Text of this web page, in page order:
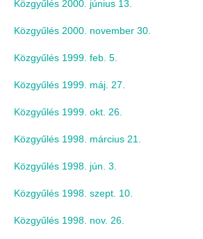
Közgyűlés 2000. június 13.
Közgyűlés 2000. november 30.
Közgyűlés 1999. feb. 5.
Közgyűlés 1999. máj. 27.
Közgyűlés 1999. okt. 26.
Közgyűlés 1998. március 21.
Közgyűlés 1998. jún. 3.
Közgyűlés 1998. szept. 10.
Közgyűlés 1998. nov. 26.